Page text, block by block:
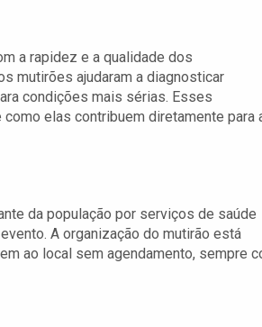
a rapidez e a qualidade dos
mutirões ajudaram a diagnosticar
condições mais sérias. Esses
elas contribuem diretamente para
da população por serviços de saúde
A organização do mutirão está
ao local sem agendamento, sempre